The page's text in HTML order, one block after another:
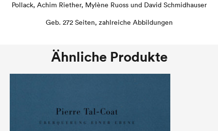
Pollack, Achim Riether, Mylène Ruoss und David Schmidhauser
Geb. 272 Seiten, zahlreiche Abbildungen
Ähnliche Produkte